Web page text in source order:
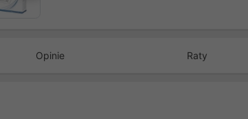
Opinie Raty